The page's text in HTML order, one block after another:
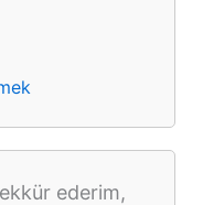
ederim,